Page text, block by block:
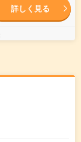
詳しく見る